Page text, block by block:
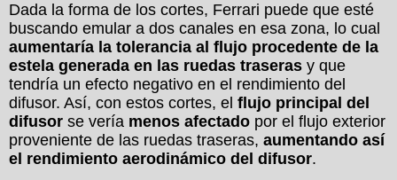
Dada la forma de los cortes, Ferrari puede que esté
buscando emular a dos canales en esa zona, lo cual
aumentaría la tolerancia al flujo procedente de la
estela generada en las ruedas traseras y que
tendría un efecto negativo en el rendimiento del
difusor. Así, con estos cortes, el flujo principal del
difusor se vería menos afectado por el flujo exterior
proveniente de las ruedas traseras, aumentando así
el rendimiento aerodinámico del difusor.